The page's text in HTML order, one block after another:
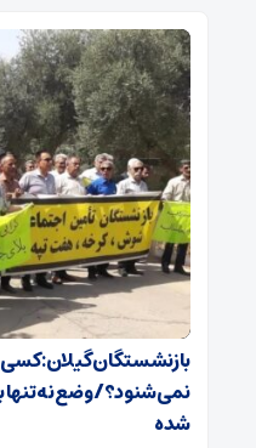
بازنشستگان گیلان: کسی
نمی‌شنود؟/ وضع نه تنها
شده